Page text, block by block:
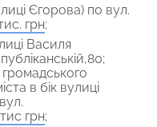
Єгорова) по вул.
грн;
Василя
в бік вулиці
грн;